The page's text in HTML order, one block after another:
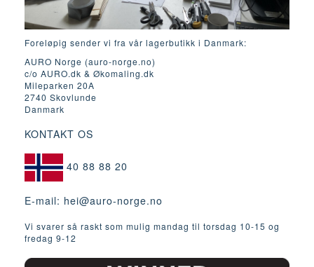
Foreløpig sender vi fra vår lagerbutikk i Danmark:
AURO Norge (auro-norge.no)
c/o AURO.dk & Økomaling.dk
Mileparken 20A
2740 Skovlunde
Danmark
KONTAKT OS
40 88 88 20
E-mail: hei@auro-norge.no
Vi svarer så raskt som mulig mandag til torsdag 10-15 og
fredag ​​9-12